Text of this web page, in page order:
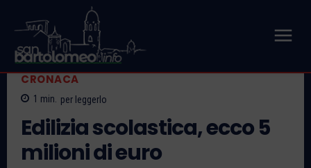
CRONACA
1 min. per leggerlo
Edilizia scolastica, ecco 5
milioni di euro